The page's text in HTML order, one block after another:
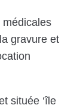
gravure et
située ‘île